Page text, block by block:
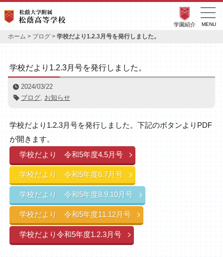
学園紹介
ホーム > ブログ > 学校だより1.2.3月号を発行しました。
学校だより1.2.3月号を発行しました。
2024/03/22
ブログ, お知らせ
学校だより1.2.3月号を発行しました。下記のボタンよりPDF
が開きます。
学校だより 令和5年度4.5月号
学校だより 令和5年度6.7月号
学校だより 令和5年度8.9.10月号
学校だより 令和5年度11.12月号
学校だより令和5年度1.2.3月号
MENU